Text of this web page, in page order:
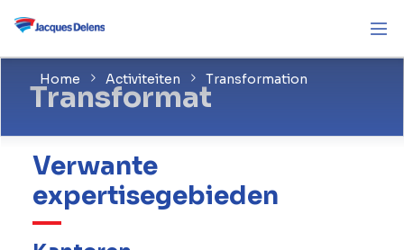
Home Activiteiten Transformation
Transformat
Verwante
expertisegebieden